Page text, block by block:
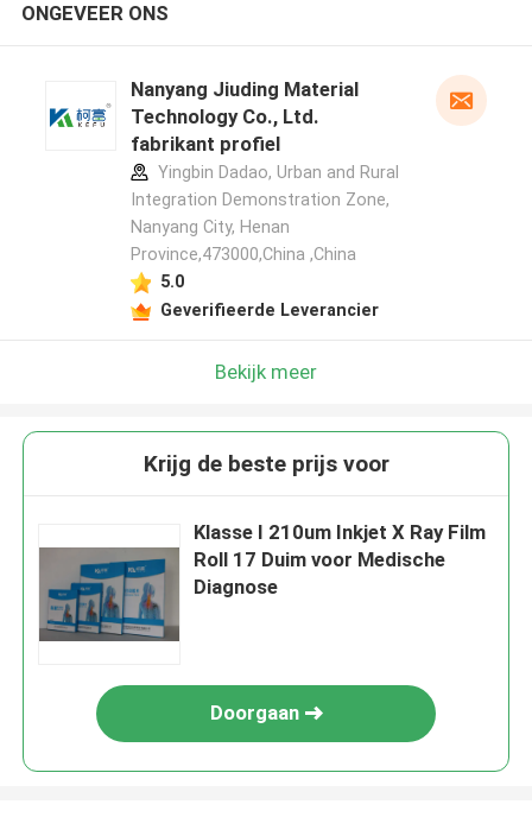
ONGEVEER ONS
Nanyang Jiuding Material
Technology Co., Ltd.
fabrikant profiel
Yingbin Dadao, Urban and Rural
Integration Demonstration Zone,
Nanyang City, Henan
Province,473000,China ,China
5.0
Geverifieerde Leverancier
Bekijk meer
Krijg de beste prijs voor
Klasse I 210um Inkjet X Ray Film
Roll 17 Duim voor Medische
Diagnose
Doorgaan